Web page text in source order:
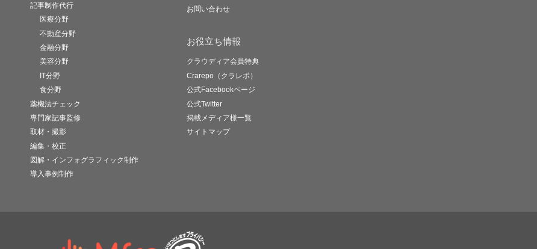
記事制作代行
医療分野
不動産分野
金融分野
美容分野
IT分野
食分野
薬機法チェック
専門家記事監修
取材・撮影
編集・校正
図解・インフォグラフィック制作
導入事例制作
お問い合わせ
お役立ち情報
クラウディア会員特典
Crarepo（クラレポ）
公式Facebookページ
公式Twitter
掲載メディア様一覧
サイトマップ